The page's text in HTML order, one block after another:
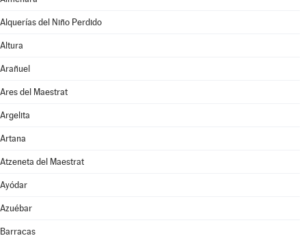
Alquerías del Niño Perdido
Altura
Arañuel
Ares del Maestrat
Argelita
Artana
Atzeneta del Maestrat
Ayódar
Azuébar
Barracas